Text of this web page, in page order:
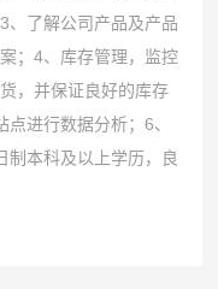
、了解公司产品及产品
；4、库存管理，监控
，并保证良好的库存
进行数据分析；6、
制本科及以上学历，良